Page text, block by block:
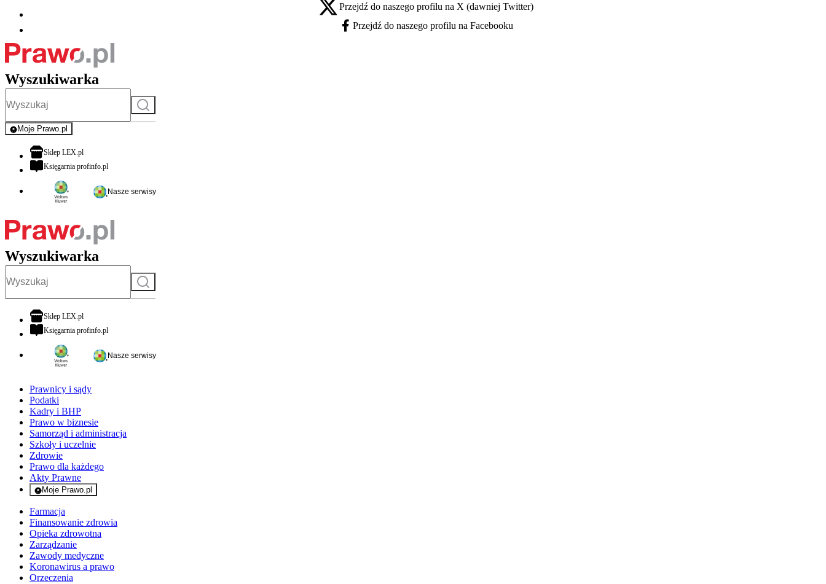
X - otwiera się w nowej karcie
Przejdź do naszego profilu na X (dawniej Twitter)
Facebook - otwiera się w nowej karcie
Przejdź do naszego profilu na Facebooku
Wyszukiwarka
Szukaj
Moje Prawo.pl
- rejestracja i logowanie do serwisu
Sklep LEX.plotwiera się w nowej karcie
Księgarnia profinfo.plotwiera się w nowej karcie
Nasze serwisy
Wyszukiwarka
Szukaj
Sklep LEX.plotwiera się w nowej karcie
Księgarnia profinfo.plotwiera się w nowej karcie
Nasze serwisy
Prawnicy i sądy
Podatki
Kadry i BHP
Prawo w biznesie
Samorząd i administracja
Szkoły i uczelnie
Zdrowie
Prawo dla każdego
Akty Prawne
Moje Prawo.pl
- rejestracja i logowanie do serwisu
Farmacja
Finansowanie zdrowia
Opieka zdrowotna
Zarządzanie
Zawody medyczne
Koronawirus a prawo
Orzeczenia